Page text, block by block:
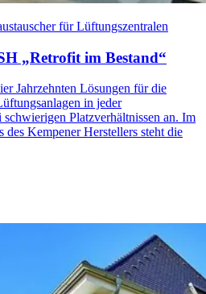
für Lüftungszentralen
„Retrofit im Bestand“
Jahrzehnten Lösungen für die
in jeder
Platzverhältnissen an. Im
Kempener Herstellers steht die